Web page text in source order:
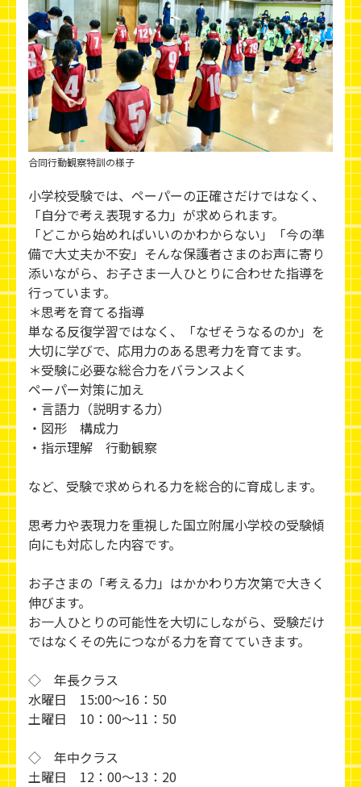
合同行動観察特訓の様子
小学校受験では、ペーパーの正確さだけではなく、
「自分で考え表現する力」が求められます。
「どこから始めればいいのかわからない」「今の準
備で大丈夫か不安」そんな保護者さまのお声に寄り
添いながら、お子さま一人ひとりに合わせた指導を
行っています。
＊思考を育てる指導
単なる反復学習ではなく、「なぜそうなるのか」を
大切に学びで、応用力のある思考力を育てます。
＊受験に必要な総合力をバランスよく
ペーパー対策に加え
・言語力（説明する力）
・図形 構成力
・指示理解 行動観察
など、受験で求められる力を総合的に育成します。
思考力や表現力を重視した国立附属小学校の受験傾
向にも対応した内容です。
お子さまの「考える力」はかかわり方次第で大きく
伸びます。
お一人ひとりの可能性を大切にしながら、受験だけ
ではなくその先につながる力を育てていきます。
◇ 年長クラス
水曜日 15:00～16：50
土曜日 10：00～11：50
◇ 年中クラス
土曜日 12：00～13：20